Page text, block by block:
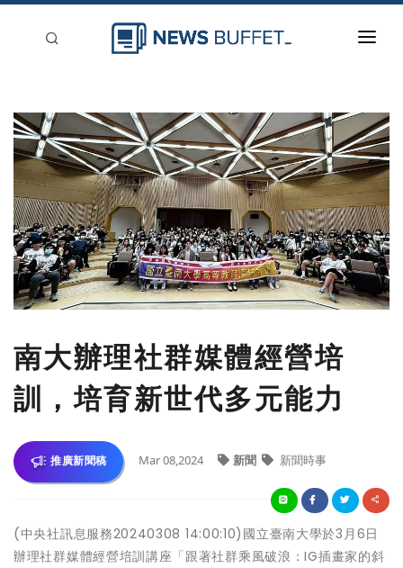
新聞稿分類
登入
刊登
南大辦理社群媒體經營培
訓，培育新世代多元能力
推廣新聞稿 Mar 08,2024 新聞 新聞時事
(中央社訊息服務20240308 14:00:10)國立臺南大學於3月6日
辦理社群媒體經營培訓講座「跟著社群乘風破浪：IG插畫家的斜